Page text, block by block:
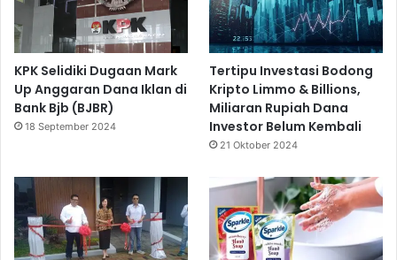
KPK Selidiki Dugaan Mark
Up Anggaran Dana Iklan di
Bank Bjb (BJBR)
18 September 2024
Tertipu Investasi Bodong
Kripto Limmo & Billions,
Miliaran Rupiah Dana
Investor Belum Kembali
21 Oktober 2024